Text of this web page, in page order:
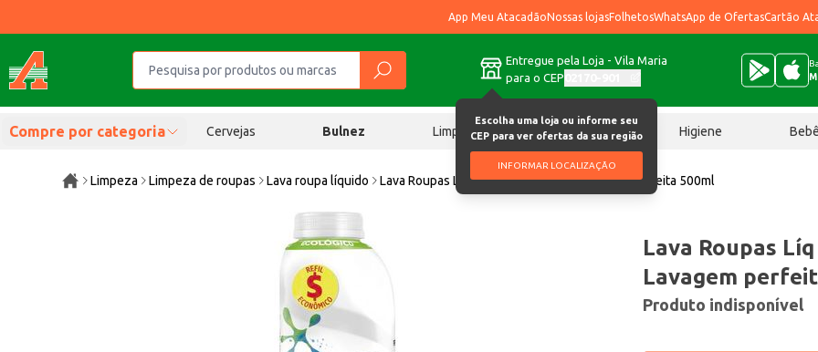
App Meu AtacadãoNossas lojasFolhetosWhatsApp de OfertasCartão
Entregue pela Loja - Vila Maria
para o CEP
Escolha uma loja ou informe seu
CEP para ver ofertas da sua região
INFORMAR LOCALIZAÇÃO
Compre por categoria Cervejas Bulnez Limpeza Chocolates Higiene
Limpeza Limpeza de roupas Lava roupa líquido Lava Roupas Líq Concentrado Omo Lavagem perfeita 500ml
Lava Roupas
Lavagem
Produto indisponível